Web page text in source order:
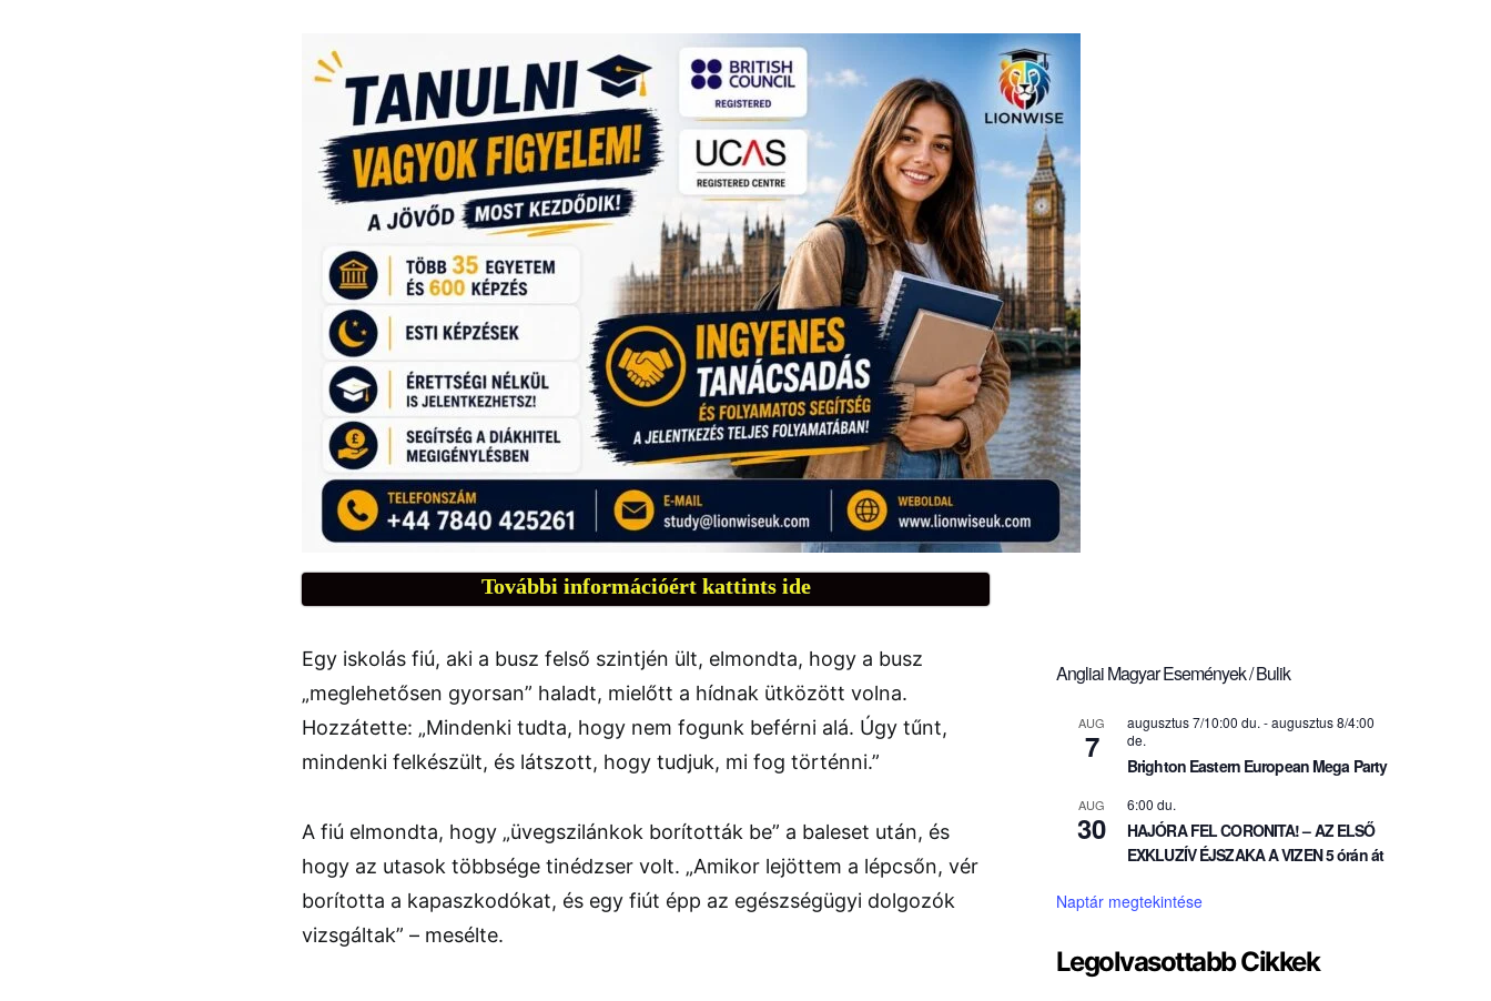
További információért kattints ide
Egy iskolás fiú, aki a busz felső szintjén ült, elmondta, hogy a busz
„meglehetősen gyorsan” haladt, mielőtt a hídnak ütközött volna.
Hozzátette: „Mindenki tudta, hogy nem fogunk beférni alá. Úgy tűnt,
mindenki felkészült, és látszott, hogy tudjuk, mi fog történni.”
A fiú elmondta, hogy „üvegszilánkok borították be” a baleset után, és
hogy az utasok többsége tinédzser volt. „Amikor lejöttem a lépcsőn, vér
borította a kapaszkodókat, és egy fiút épp az egészségügyi dolgozók
vizsgáltak” – mesélte.
Angliai Magyar Események / Bulik
AUG
7
augusztus 7/10:00 du. -augusztus 8/4:00
de.
Brighton Eastern European Mega Party
AUG
30
6:00 du.
HAJÓRA FEL CORONITA! – AZ ELSŐ
EXKLUZÍV ÉJSZAKA A VIZEN 5 órán át
Naptár megtekintése
Legolvasottabb Cikkek